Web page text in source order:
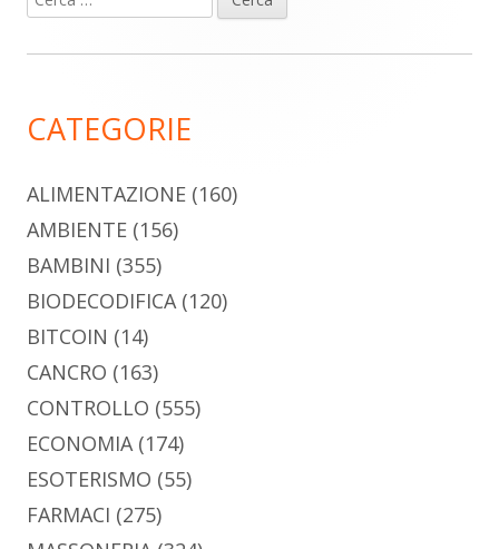
laterale
per:
CATEGORIE
ALIMENTAZIONE (160)
AMBIENTE (156)
BAMBINI (355)
BIODECODIFICA (120)
BITCOIN (14)
CANCRO (163)
CONTROLLO (555)
ECONOMIA (174)
ESOTERISMO (55)
FARMACI (275)